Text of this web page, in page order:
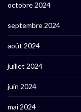
octobre 2024
septembre 2024
août 2024
juillet 2024
juin 2024
mai 2024